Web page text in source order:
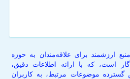
ارزشمند برای علاقه‌مندان به حوزه
است، که با ارائه اطلاعات دقیق،
موضوعات مرتبط، به کاربران